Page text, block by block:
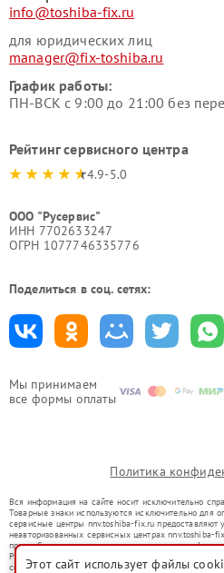
Мы принимаем
все формы оплаты
info@toshiba-fix.ru
для юридических лиц
manager@fix-toshiba.ru
График работы:
ПН-ВСК с 9:00 до 21:00 без
Рейтинг сервисного центра
4.9-5.0
ООО "Русервис"
ИНН 7702633247
ОГРН 1077746335776
Поделиться в соц. сетях:
Политика
Вся информация на сайте носит исключительно
Товарные знаки используются исключительно для
сервисные центры nnv.toshiba-fix.ru предоставляют
неавторизованных сервисных центрах nnv.toshiba-
правообладателями товарных знаков или их
Ремонт осуществляется для устройств, уже
со статьей 1487 ГК РФ.
Этот сайт использует файлы